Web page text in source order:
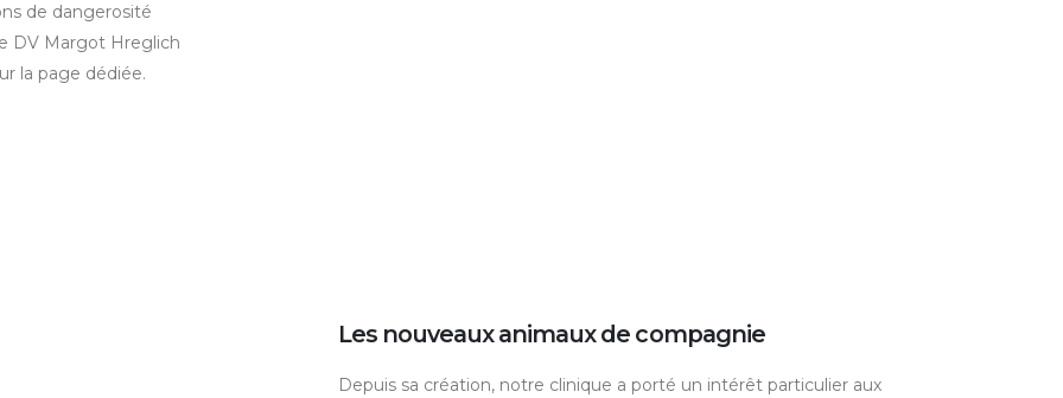
de dangerosité
DV Margot Hreglich
la page dédiée.
Les nouveaux animaux de compagnie
Depuis sa création, notre clinique a porté un intérêt particulier aux